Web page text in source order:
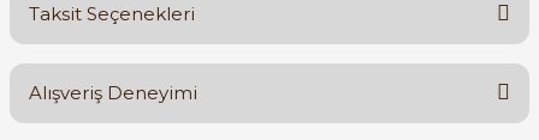
Ürün hakkında henüz soru sorulmamış.
Taksit Seçenekleri
Alışveriş Deneyimi